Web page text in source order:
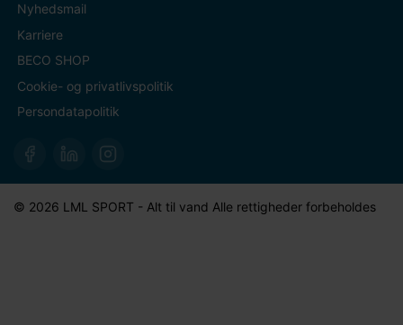
Nyhedsmail
Karriere
BECO SHOP
Cookie- og privatlivspolitik
Persondatapolitik
© 2026 LML SPORT - Alt til vand Alle rettigheder forbeholdes